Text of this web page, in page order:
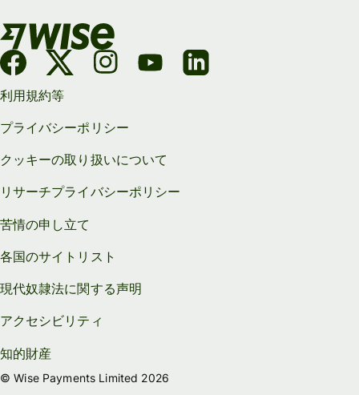
利用規約等
プライバシーポリシー
クッキーの取り扱いについて
リサーチプライバシーポリシー
苦情の申し立て
各国のサイトリスト
現代奴隷法に関する声明
アクセシビリティ
知的財産
© Wise Payments Limited 2026